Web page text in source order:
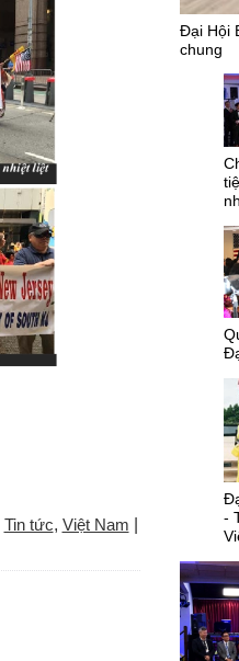
Tin tức, Việt Nam
Đại Hội
chung
-